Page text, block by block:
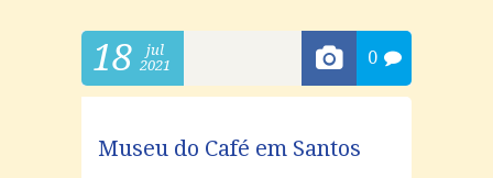
18
jul
2021
0
Museu do Café em Santos